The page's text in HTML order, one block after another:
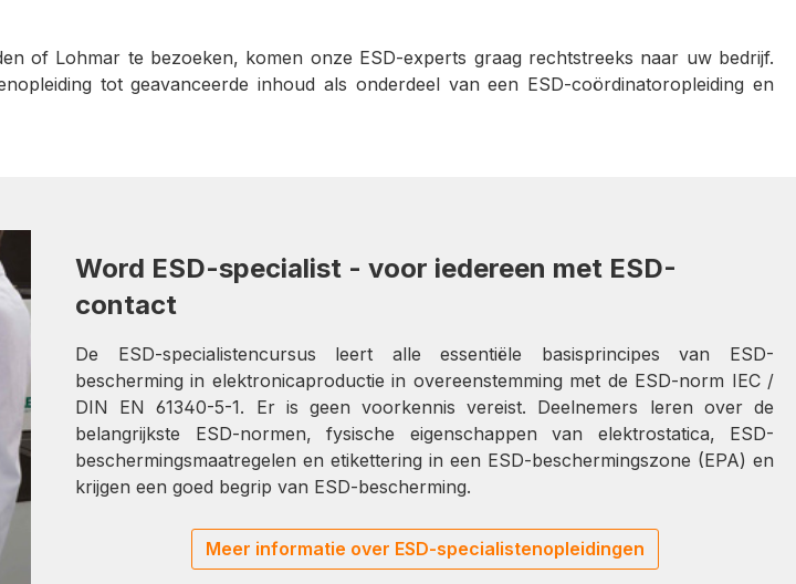
of Lohmar te bezoeken, komen onze ESD-experts graag rechtstreeks naar uw bedrijf.
tot geavanceerde inhoud als onderdeel van een ESD-coördinatoropleiding en
Word ESD-specialist - voor iedereen met ESD-
contact
De ESD-specialistencursus leert alle essentiële basisprincipes van ESD-
bescherming in elektronicaproductie in overeenstemming met de ESD-norm IEC /
DIN EN 61340-5-1. Er is geen voorkennis vereist. Deelnemers leren over de
belangrijkste ESD-normen, fysische eigenschappen van elektrostatica, ESD-
beschermingsmaatregelen en etikettering in een ESD-beschermingszone (EPA) en
krijgen een goed begrip van ESD-bescherming.
Meer informatie over ESD-specialistenopleidingen